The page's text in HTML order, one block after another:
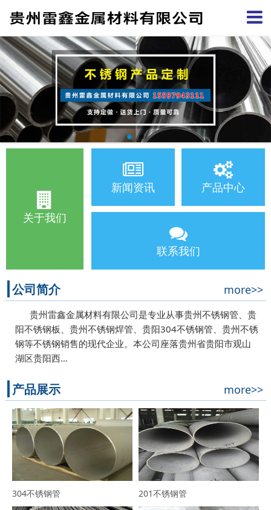
关于我们
新闻资讯 产品中心
联系我们
公司简介 more>>
贵州雷鑫金属材料有限公司是专业从事贵州不锈钢管、贵
阳不锈钢板、贵州不锈钢焊管、贵阳304不锈钢管、贵州不锈
钢等不锈钢销售的现代企业。本公司座落贵州省贵阳市观山
湖区贵阳西…
产品展示 more>>
304不锈钢管 201不锈钢管